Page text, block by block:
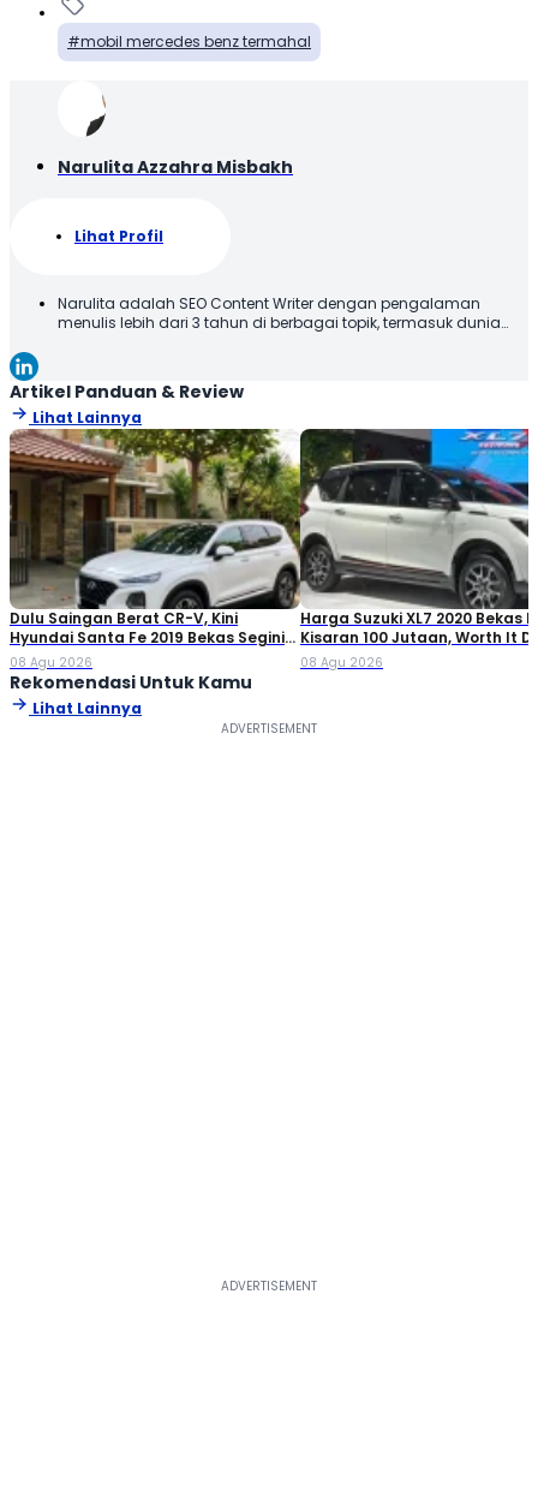
mobil mercedes benz termahal
Narulita Azzahra Misbakh
Lihat Profil
Narulita adalah SEO Content Writer dengan pengalaman
menulis lebih dari 3 tahun di berbagai topik, termasuk dunia
kepada para pembaca. Terima kasih telah membaca karya
tulis saya, semoga tulisan ini bisa bermanfaat!
Artikel Panduan & Review
Lihat Lainnya
Dulu Saingan Berat CR-V, Kini
Hyundai Santa Fe 2019 Bekas Segini
Harganya
08 Agu 2026
Harga Suzuki XL7 2020 Bekas
Kisaran 100 Jutaan, Worth It
08 Agu 2026
Rekomendasi Untuk Kamu
Lihat Lainnya